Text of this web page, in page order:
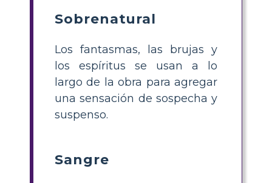
Sobrenatural
Los fantasmas, las brujas y
los espíritus se usan a lo
largo de la obra para agregar
una sensación de sospecha y
suspenso.
Sangre